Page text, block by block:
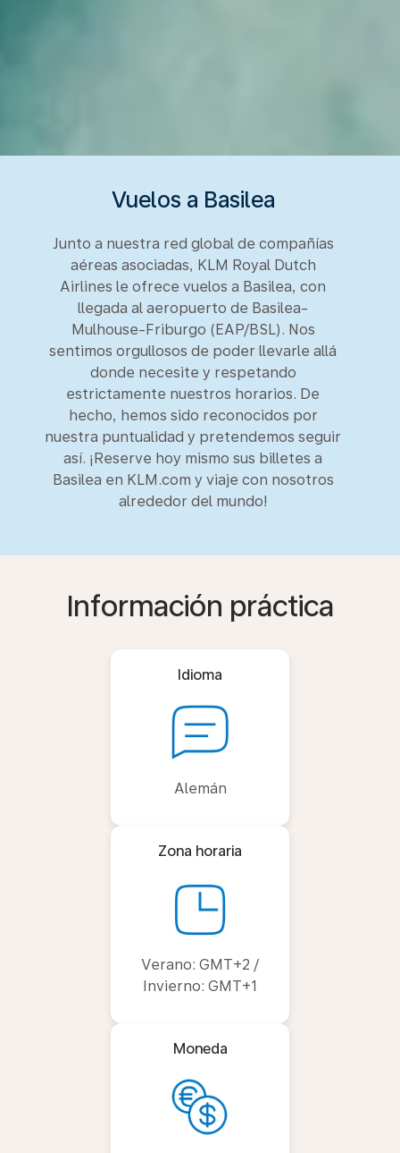
Vuelos a Basilea
Junto a nuestra red global de compañías
aéreas asociadas, KLM Royal Dutch
Airlines le ofrece vuelos a Basilea, con
llegada al aeropuerto de Basilea-
Mulhouse-Friburgo (EAP/BSL). Nos
sentimos orgullosos de poder llevarle allá
donde necesite y respetando
estrictamente nuestros horarios. De
hecho, hemos sido reconocidos por
nuestra puntualidad y pretendemos seguir
así. ¡Reserve hoy mismo sus billetes a
Basilea en KLM.com y viaje con nosotros
alrededor del mundo!
Información práctica
Idioma
Alemán
Zona horaria
Verano: GMT+2 /
Invierno: GMT+1
Moneda